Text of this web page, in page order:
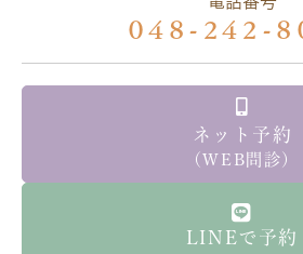
048-242-
ネット予約
（WEB問診）
LINEで予約